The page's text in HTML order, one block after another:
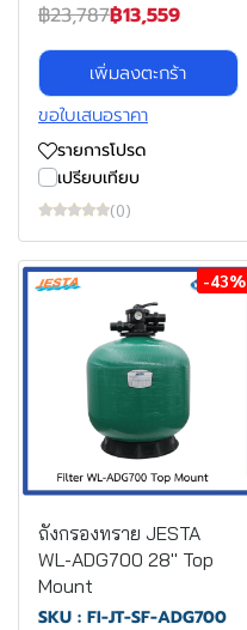
฿23,787฿13,559
เพิ่มลงตะกร้า
ขอใบเสนอราคา
รายการโปรด
เปรียบเทียบ
(0)
-43%
ถังกรองทราย JESTA
WL-ADG700 28" Top
Mount
SKU : FI-JT-SF-ADG700